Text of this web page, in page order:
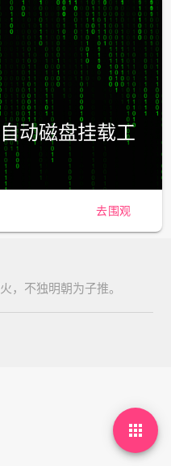
动磁盘挂载工
去围观

，不独明朝为子推。